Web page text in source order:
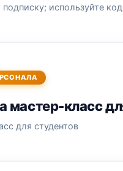
используйте код
мастер-класс
для студентов